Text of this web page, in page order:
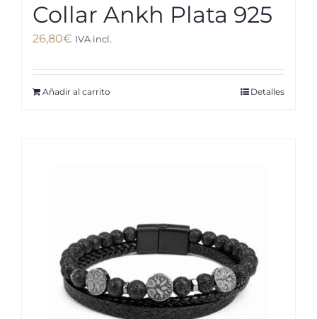
Collar Ankh Plata 925
26,80€ IVA incl.
Añadir al carrito Detalles